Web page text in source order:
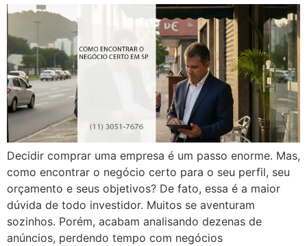
Decidir comprar uma empresa é um passo enorme. Mas,
como encontrar o negócio certo para o seu perfil, seu
orçamento e seus objetivos? De fato, essa é a maior
dúvida de todo investidor. Muitos se aventuram
sozinhos. Porém, acabam analisando dezenas de
anúncios, perdendo tempo com negócios